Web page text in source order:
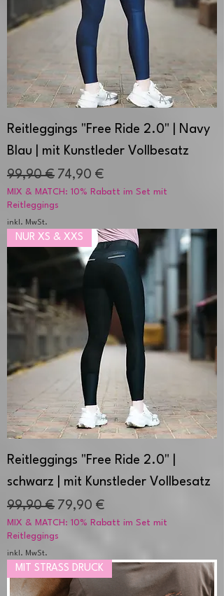
Reitleggings "Free Ride 2.0" | Navy
Blau | mit Kunstleder Vollbesatz
Standardpreis
99,90 € Sale-Preis
74,90 €
MIX & MATCH: 10% Rabatt im Set mit
Reitleggings
inkl. MwSt.
NUR XS & XXS
Reitleggings "Free Ride 2.0" |
schwarz | mit Kunstleder Vollbesatz
Standardpreis
99,90 € Sale-Preis
79,90 €
MIX & MATCH: 10% Rabatt im Set mit
Reitleggings
inkl. MwSt.
MIT STRASS DRUCK